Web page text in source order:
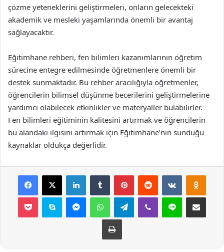
çözme yeteneklerini geliştirmeleri, onların gelecekteki
akademik ve mesleki yaşamlarında önemli bir avantaj
sağlayacaktır.
Eğitimhane rehberi, fen bilimleri kazanımlarının öğretim
sürecine entegre edilmesinde öğretmenlere önemli bir
destek sunmaktadır. Bu rehber aracılığıyla öğretmenler,
öğrencilerin bilimsel düşünme becerilerini geliştirmelerine
yardımcı olabilecek etkinlikler ve materyaller bulabilirler.
Fen bilimleri eğitiminin kalitesini artırmak ve öğrencilerin
bu alandaki ilgisini artırmak için Eğitimhane’nin sunduğu
kaynaklar oldukça değerlidir.
Facebook
X LinkedInTumblr PinterestReddit VKontakte
Pocket Skype MessengerWhatsAppTelegramViber Line E-Posta ile
Yazdır